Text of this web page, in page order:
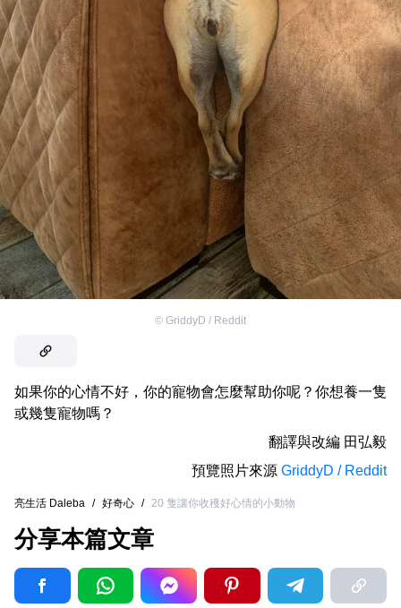
© GriddyD / Reddit
如果你的心情不好，你的寵物會怎麼幫助你呢？你想養一隻
或幾隻寵物嗎？
翻譯與改編 田弘毅
預覽照片來源 GriddyD / Reddit
亮生活 Daleba / 好奇心 / 20 隻讓你收穫好心情的小動物
分享本篇文章